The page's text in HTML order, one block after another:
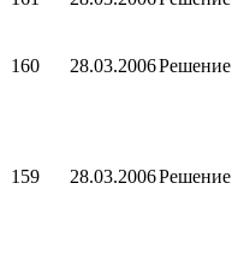
160 28.03.2006Решение
159 28.03.2006Решение